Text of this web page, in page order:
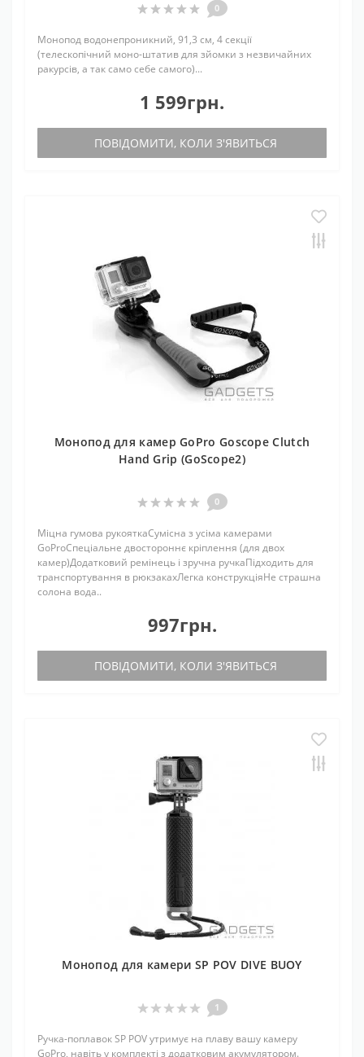
0
Монопод водонепроникний, 91,3 см, 4 секції
(телескопічний моно-штатив для зйомки з незвичайних
ракурсів, а так само себе самого)...
1 599грн.
ПОВІДОМИТИ, КОЛИ З'ЯВИТЬСЯ
Монопод для камер GoPro Goscope Clutch
Hand Grip (GoScope2)
0
Міцна гумова рукояткаСумісна з усіма камерами
GoProСпеціальне двостороннє кріплення (для двох
камер)Додатковий ремінець і зручна ручкаПідходить для
транспортування в рюкзакахЛегка конструкціяНе страшна
солона вода..
997грн.
ПОВІДОМИТИ, КОЛИ З'ЯВИТЬСЯ
Монопод для камери SP POV DIVE BUOY
1
Ручка-поплавок SP POV утримує на плаву вашу камеру
GoPro, навіть у комплекті з додатковим акумулятором.